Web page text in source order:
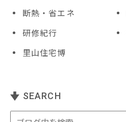
断熱・省エネ
研修紀行
里山住宅博
SEARCH